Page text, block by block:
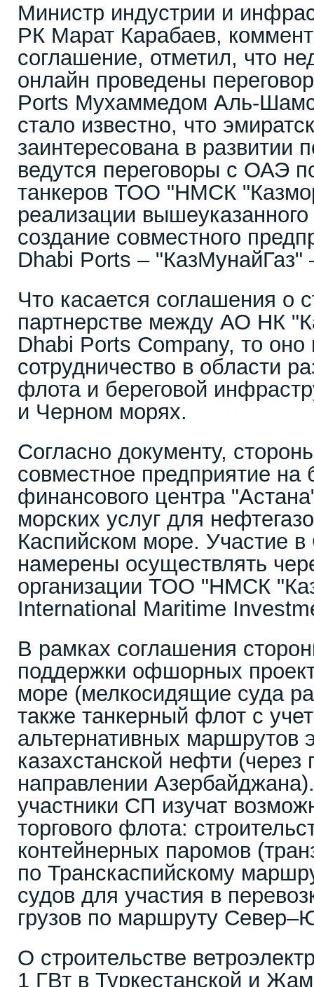
Министр индустрии и
РК Марат Карабаев,
соглашение, отметил, что
онлайн проведены
Ports Мухаммедом Аль-
стало известно, что
заинтересована в развитии
ведутся переговоры с ОАЭ
танкеров ТОО "НМСК
реализации
создание совместного
Dhabi Ports – "КазМунайГаз"
Что касается соглашения о
партнерстве между АО НК
Dhabi Ports Company, то оно
сотрудничество в области
флота и береговой
и Черном морях.
Согласно документу,
совместное предприятие на
финансового центра
морских услуг для
Каспийском море. Участие
намерены осуществлять
организации ТОО "НМСК
International Maritime
В рамках соглашения
поддержки офшорных
море (мелкосидящие суда
также танкерный флот с
альтернативных маршрутов
казахстанской нефти (через
направлении
участники СП изучат
торгового флота:
контейнерных паромов
по Транскаспийскому
судов для участия в
грузов по маршруту
О строительстве
1 ГВт в Туркестанской и